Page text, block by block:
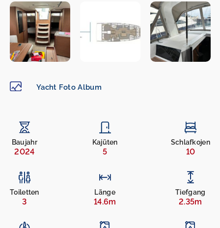
Yacht Foto Album
Baujahr
2024
Kajüten
5
Schlafkojen
10
Toiletten
3
Länge
14.6m
Tiefgang
2.35m